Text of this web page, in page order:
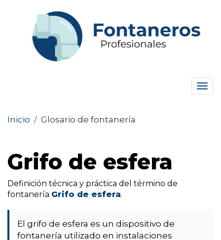
Inicio / Glosario de fontanería
Grifo de esfera
Definición técnica y práctica del término de
fontanería Grifo de esfera.
El grifo de esfera es un dispositivo de
fontanería utilizado en instalaciones